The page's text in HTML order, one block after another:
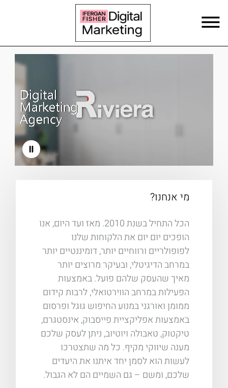
מי אנחנו?
הכל התחיל בשנת 2010. מאז ועד היום, אנו
הופכים יום יום את הלקוחות שלנו
לפופולריים ורווחיים יותר, דומיננטיים יותר
במרחב הדיגיטלי, ובעיקר מרוצים יותר
מאיך שהעסק שלהם פועל. באמצעות
הפעילות במרחב הווירטואלי, לרבות קידום
ממומן ואורגני במנוע החיפוש גוגל ופרסום
באמצעות אפליקציית פייסבוק, אינסטגרם,
טיקטוק, טאבולה ויוטיוב, ניתן לעסק שלכם
מענה שיווקי מקיף. כל מה שתצטרכו
לעשות הוא לסמן יחד איתנו את היעדים
שלכם, ומשם – גם השמיים הם לא הגבול.